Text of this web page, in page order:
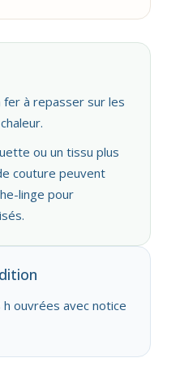
fer à repasser sur les
ou un tissu plus
couture peuvent
linge pour
ouvrées avec notice